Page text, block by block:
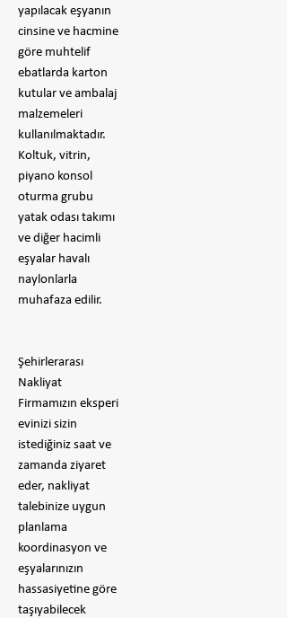
yapılacak eşyanın
cinsine ve hacmine
göre muhtelif
ebatlarda karton
kutular ve ambalaj
malzemeleri
kullanılmaktadır.
Koltuk, vitrin,
piyano konsol
oturma grubu
yatak odası takımı
ve diğer hacimli
eşyalar havalı
naylonlarla
muhafaza edilir.
Şehirlerarası
Nakliyat
Firmamızın eksperi
evinizi sizin
istediğiniz saat ve
zamanda ziyaret
eder, nakliyat
talebinize uygun
planlama
koordinasyon ve
eşyalarınızın
hassasiyetine göre
taşıyabilecek